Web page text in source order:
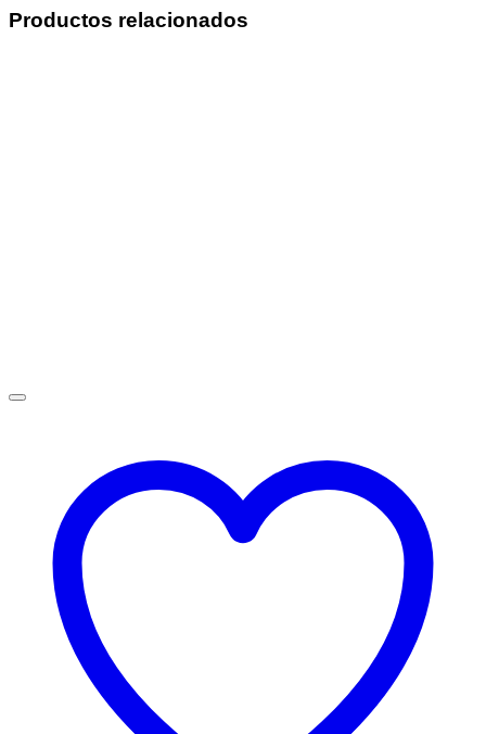
Productos relacionados